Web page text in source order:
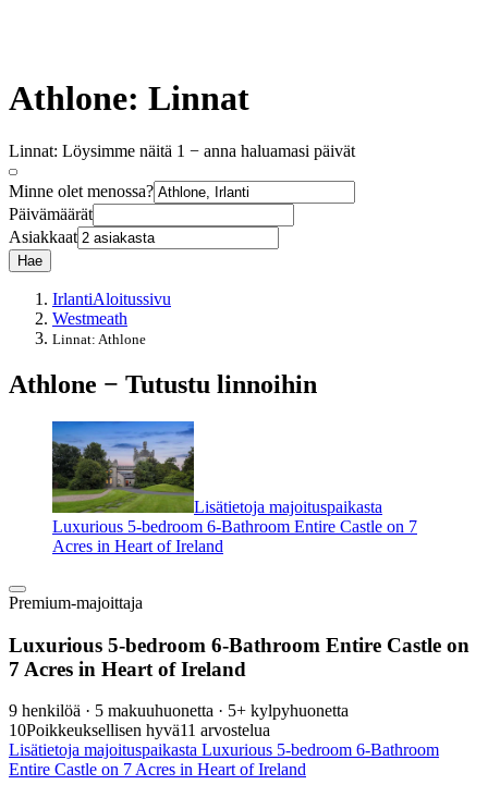
Athlone: Linnat
Linnat: Löysimme näitä 1 − anna haluamasi päivät
Minne olet menossa?
Päivämäärät
Asiakkaat
Hae
IrlantiAloitussivu
Westmeath
Linnat: Athlone
Athlone − Tutustu linnoihin
Lisätietoja majoituspaikasta
Luxurious 5-bedroom 6-Bathroom Entire Castle on 7
Acres in Heart of Ireland
Premium-majoittaja
Luxurious 5-bedroom 6-Bathroom Entire Castle on
7 Acres in Heart of Ireland
9 henkilöä · 5 makuuhuonetta · 5+ kylpyhuonetta
10Poikkeuksellisen hyvä11 arvostelua
Lisätietoja majoituspaikasta Luxurious 5-bedroom 6-Bathroom
Entire Castle on 7 Acres in Heart of Ireland